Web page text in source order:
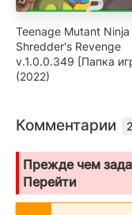
Teenage Mutant Ninja
Shredder's Revenge
v.1.0.0.349 [Папка
(2022)
Комментарии 2
Прежде чем
Перейти